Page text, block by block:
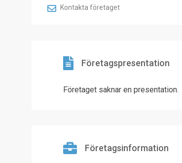
Kontakta företaget
Företagspresentation
Företaget saknar en presentation.
Företagsinformation